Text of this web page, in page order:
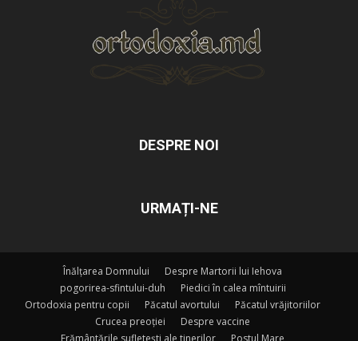
DESPRE NOI
URMAȚI-NE
Înălțarea Domnului
Despre Martorii lui Iehova
pogorirea-sfintului-duh
Piedici în calea mîntuirii
Ortodoxia pentru copii
Păcatul avortului
Păcatul vrăjitoriilor
Crucea preoției
Despre vaccine